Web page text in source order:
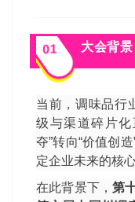
01 大会背景
当前，调味品行
级与渠道碎片
夺”转向“价值创造”
定企业未来的核心
在此背景下，第